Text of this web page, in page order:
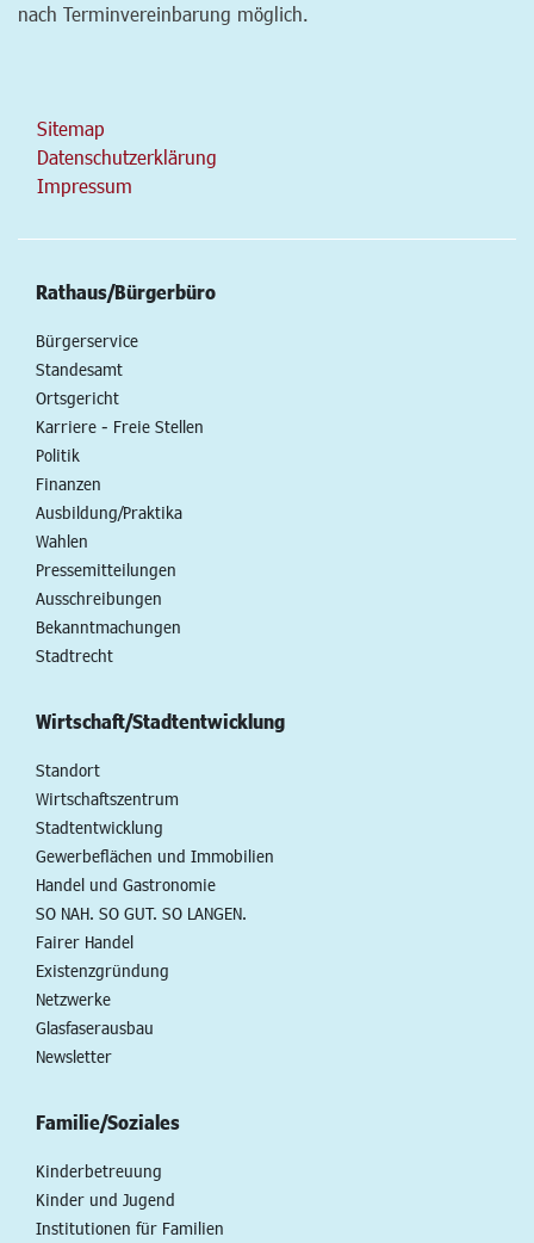
nach Terminvereinbarung möglich.
Sitemap
Datenschutzerklärung
Impressum
Rathaus/Bürgerbüro
Bürgerservice
Standesamt
Ortsgericht
Karriere - Freie Stellen
Politik
Finanzen
Ausbildung/Praktika
Wahlen
Pressemitteilungen
Ausschreibungen
Bekanntmachungen
Stadtrecht
Wirtschaft/Stadtentwicklung
Standort
Wirtschaftszentrum
Stadtentwicklung
Gewerbeflächen und Immobilien
Handel und Gastronomie
SO NAH. SO GUT. SO LANGEN.
Fairer Handel
Existenzgründung
Netzwerke
Glasfaserausbau
Newsletter
Familie/Soziales
Kinderbetreuung
Kinder und Jugend
Institutionen für Familien